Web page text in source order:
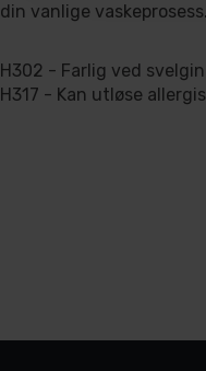
din vanlige vaskeprosess.
H302 - Farlig ved
H317 - Kan utløse